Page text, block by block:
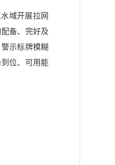
域开展拉网
备、完好及
示标牌模糊
位、可用能